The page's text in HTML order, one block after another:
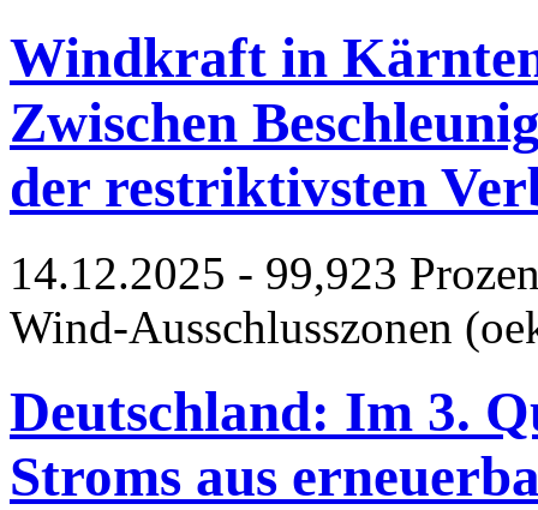
Windkraft in
Zwischen
der restriktivsten
14.12.2025 - 99,923
Wind-Ausschlusszonen
Deutschland: Im 3.
Stroms aus